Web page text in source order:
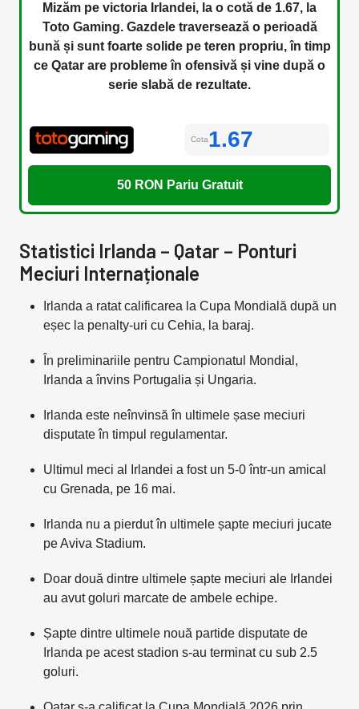
Mizăm pe victoria Irlandei, la o cotă de 1.67, la
Toto Gaming. Gazdele traversează o perioadă
bună și sunt foarte solide pe teren propriu, în timp
ce Qatar are probleme în ofensivă și vine după o
serie slabă de rezultate.
Cota1.67
50 RON Pariu Gratuit
Statistici Irlanda – Qatar – Ponturi
Meciuri Internaționale
Irlanda a ratat calificarea la Cupa Mondială după un
eșec la penalty-uri cu Cehia, la baraj.
În preliminariile pentru Campionatul Mondial,
Irlanda a învins Portugalia și Ungaria.
Irlanda este neînvinsă în ultimele șase meciuri
disputate în timpul regulamentar.
Ultimul meci al Irlandei a fost un 5-0 într-un amical
cu Grenada, pe 16 mai.
Irlanda nu a pierdut în ultimele șapte meciuri jucate
pe Aviva Stadium.
Doar două dintre ultimele șapte meciuri ale Irlandei
au avut goluri marcate de ambele echipe.
Șapte dintre ultimele nouă partide disputate de
Irlanda pe acest stadion s-au terminat cu sub 2.5
goluri.